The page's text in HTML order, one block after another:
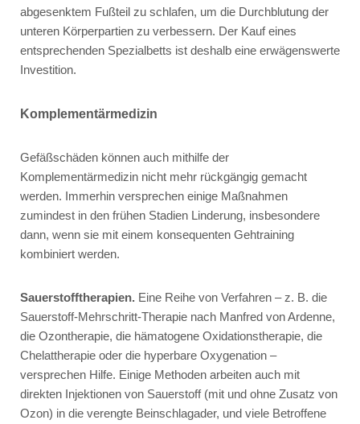
abgesenktem Fußteil zu schlafen, um die Durchblutung der
unteren Körperpartien zu verbessern. Der Kauf eines
entsprechenden Spezialbetts ist deshalb eine erwägenswerte
Investition.
Komplementärmedizin
Gefäßschäden können auch mithilfe der
Komplementärmedizin nicht mehr rückgängig gemacht
werden. Immerhin versprechen einige Maßnahmen
zumindest in den frühen Stadien Linderung, insbesondere
dann, wenn sie mit einem konsequenten Gehtraining
kombiniert werden.
Sauerstofftherapien. Eine Reihe von Verfahren – z. B. die
Sauerstoff-Mehrschritt-Therapie nach Manfred von Ardenne,
die Ozontherapie, die hämatogene Oxidationstherapie, die
Chelattherapie oder die hyperbare Oxygenation –
versprechen Hilfe. Einige Methoden arbeiten auch mit
direkten Injektionen von Sauerstoff (mit und ohne Zusatz von
Ozon) in die verengte Beinschlagader, und viele Betroffene